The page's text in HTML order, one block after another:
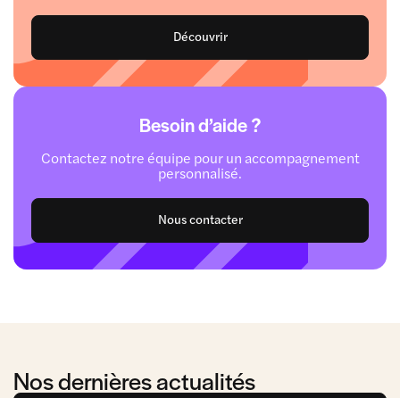
Découvrir
Besoin d’aide ?
Contactez notre équipe pour un accompagnement
personnalisé.
Nous contacter
Nos dernières actualités